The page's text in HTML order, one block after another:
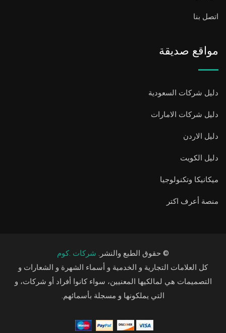
اتصل بنا
مواقع صديقة
دليل شركات السعودية
دليل شركات الامارات
دليل الاردن
دليل الكويت
ميكانيكا وتكنولوجيا
منصة أعرف اكتر
© حقوق الطبع والنشر. شركات .كوم
كل العلامات التجارية و الخدمية و أسماء الشهرة و الشعارات و
التصميمات هي لمالكيها المعنيين، سواء كانوا أفراد أو شركات، و
التي يملكونها و مسجلة بأسمائهم.